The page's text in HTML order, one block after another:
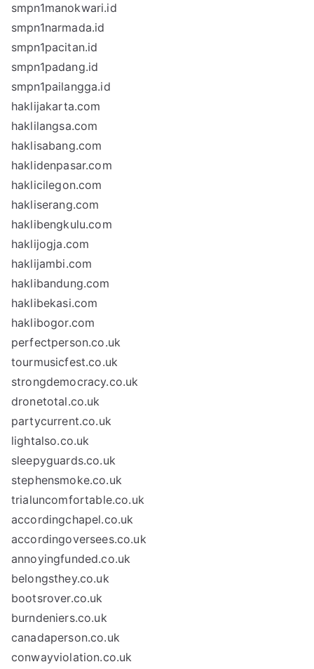
smpn1manokwari.id
smpn1narmada.id
smpn1pacitan.id
smpn1padang.id
smpn1pailangga.id
haklijakarta.com
haklilangsa.com
haklisabang.com
haklidenpasar.com
haklicilegon.com
hakliserang.com
haklibengkulu.com
haklijogja.com
haklijambi.com
haklibandung.com
haklibekasi.com
haklibogor.com
perfectperson.co.uk
tourmusicfest.co.uk
strongdemocracy.co.uk
dronetotal.co.uk
partycurrent.co.uk
lightalso.co.uk
sleepyguards.co.uk
stephensmoke.co.uk
trialuncomfortable.co.uk
accordingchapel.co.uk
accordingoversees.co.uk
annoyingfunded.co.uk
belongsthey.co.uk
bootsrover.co.uk
burndeniers.co.uk
canadaperson.co.uk
conwayviolation.co.uk